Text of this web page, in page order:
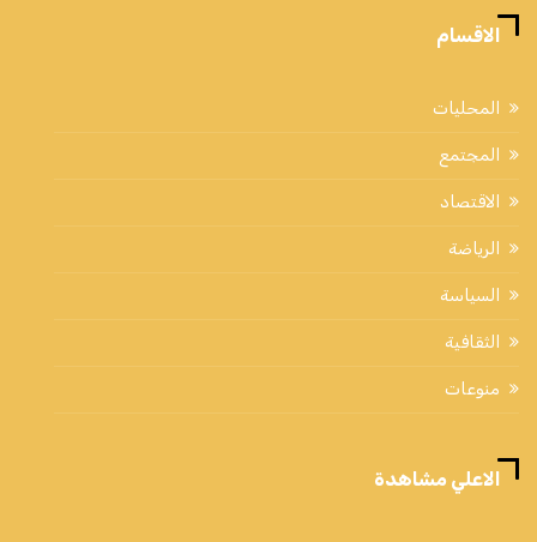
الاقسام
المحليات
المجتمع
الاقتصاد
الرياضة
السياسة
الثقافية
منوعات
الاعلي مشاهدة